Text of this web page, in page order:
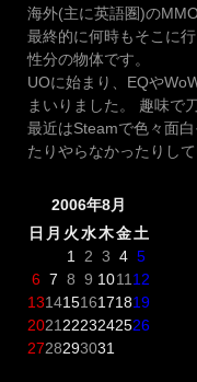
海外(主に英語圏)の
最終的に何時もそこに
性分の物体です。
UOに始まり、EQや
まいりました。 趣味で
最近はSteamで色々面
たりやらなかったりして
2006年8月
日 月 火水木金土
1
2 3 4 5
6 7 8 9 1011 12
13141516171819
2021 2223242526
2728293031